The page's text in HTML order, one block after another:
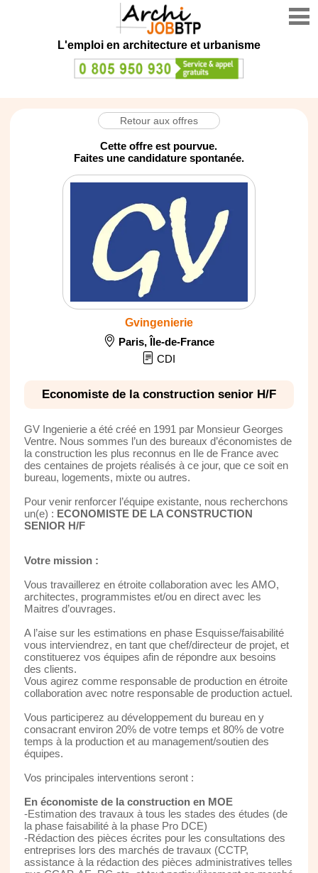
L'emploi en architecture et urbanisme
Retour aux offres
Cette offre est pourvue.
Faites une candidature spontanée.
Gvingenierie
Paris, Île-de-France
CDI
Economiste de la construction senior H/F
GV Ingenierie a été créé en 1991 par Monsieur Georges
Ventre. Nous sommes l’un des bureaux d’économistes de
la construction les plus reconnus en Ile de France avec
des centaines de projets réalisés à ce jour, que ce soit en
bureau, logements, mixte ou autres.
Pour venir renforcer l’équipe existante, nous recherchons
un(e) : ECONOMISTE DE LA CONSTRUCTION
SENIOR H/F
Votre mission :
Vous travaillerez en étroite collaboration avec les AMO,
architectes, programmistes et/ou en direct avec les
Maitres d’ouvrages.
A l’aise sur les estimations en phase Esquisse/faisabilité
vous interviendrez, en tant que chef/directeur de projet, et
constituerez vos équipes afin de répondre aux besoins
des clients.
Vous agirez comme responsable de production en étroite
collaboration avec notre responsable de production actuel.
Vous participerez au développement du bureau en y
consacrant environ 20% de votre temps et 80% de votre
temps à la production et au management/soutien des
équipes.
Vos principales interventions seront :
En économiste de la construction en MOE
-Estimation des travaux à tous les stades des études (de
la phase faisabilité à la phase Pro DCE)
-Rédaction des pièces écrites pour les consultations des
entreprises lors des marchés de travaux (CCTP,
assistance à la rédaction des pièces administratives telles